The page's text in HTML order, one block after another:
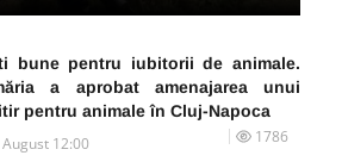
bune pentru iubitorii de animale.
a aprobat amenajarea unui
pentru animale în Cluj-Napoca
12:00 1786